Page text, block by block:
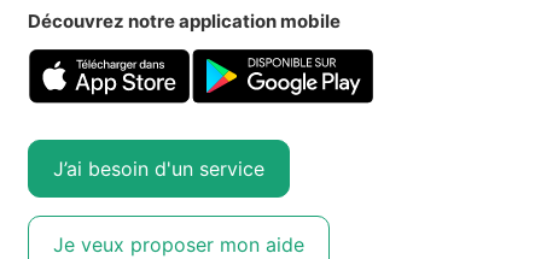
Découvrez notre application mobile
J’ai besoin d'un service
Je veux proposer mon aide